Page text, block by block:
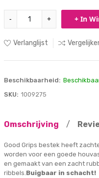
- + + In
Verlanglijst
Beschikbaarheid:
SKU: 1009275
Omschrijving /
Good Grips bestek heeft
worden voor een goede
en gemaakt van een zacht
ribbels.Buigbaar in schacht!